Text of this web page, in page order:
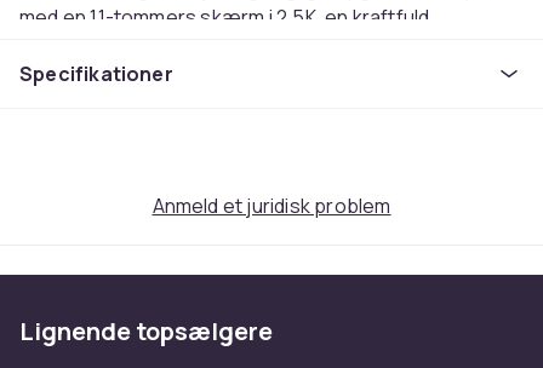
med en 11-tommers skærm i 2.5K, en kraftfuld
fungerer den både i hænderne på en studerende og en
skærm med opdateringshastighed op til 90 Hz og
ved at se film, spille eller læse.
(6 nm)– glidende skift mellem apps, hurtig
Specifikationer
Anmeld et juridisk problem
Lignende topsælgere